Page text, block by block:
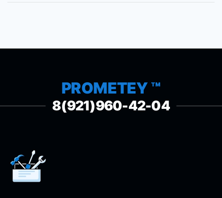
PROMETEY ™
8(921)960-42-04